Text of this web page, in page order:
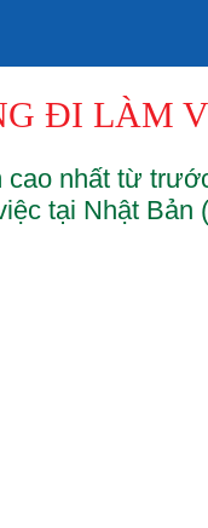
ĐI LÀM
nhất từ
tại Nhật Bản